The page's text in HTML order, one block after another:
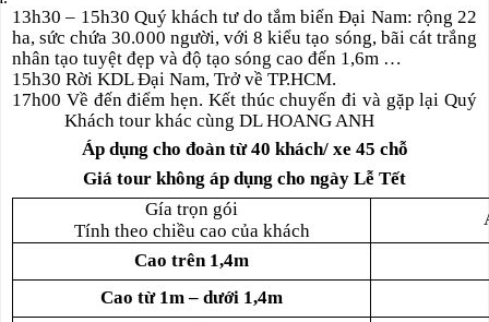
13h30 – 15h30 Quý khách tư do tắm biển Đại Nam: rộng 22
ha, sức chứa 30.000 người, với 8 kiểu tạo sóng, bãi cát trắng
nhân tạo tuyệt đẹp và độ tạo sóng cao đến 1,6m …
15h30 Rời KDL Đại Nam, Trở về TP.HCM.
17h00 Về đến điểm hẹn. Kết thúc chuyến đi và gặp lại Quý
Khách tour khác cùng DL HOANG ANH
Áp dụng cho đoàn từ 40 khách/ xe 45 chỗ
Giá tour không áp dụng cho ngày Lễ Tết
Gía trọn gói
Tính theo chiều cao của khách
Cao trên 1,4m
Cao từ 1m – dưới 1,4m